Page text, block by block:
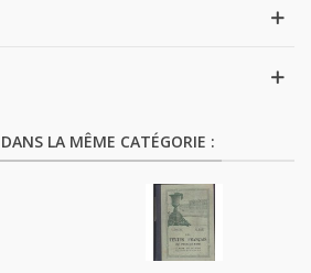
LA MÊME CATÉGORIE :